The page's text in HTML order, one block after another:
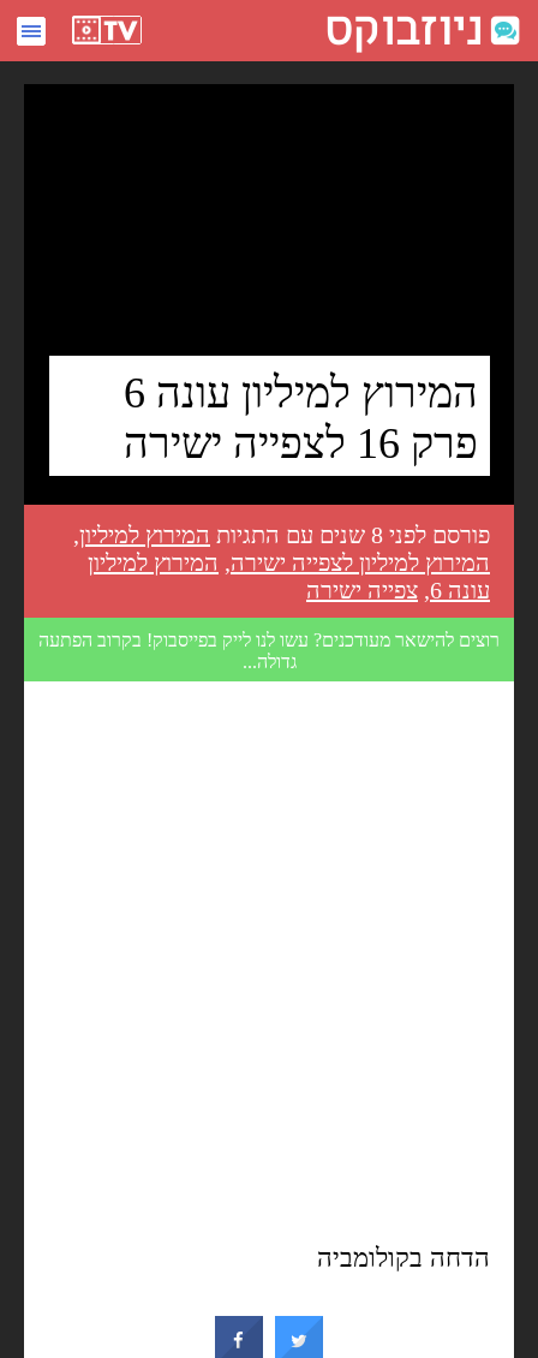
המירוץ למיליון עונה 6 פרק 16 לצפייה ישירה - ניוזבוקס
המירוץ למיליון עונה 6
פרק 16 לצפייה ישירה
פורסם לפני 8 שנים עם התגיות המירוץ למיליון,
המירוץ למיליון לצפייה ישירה, המירוץ למיליון
עונה 6
, צפייה ישירה
רוצים להישאר מעודכנים? עשו לנו לייק בפייסבוק! בקרוב הפתעה
גדולה...
הדחה בקולומביה